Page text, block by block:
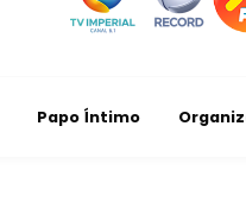
Papo Íntimo